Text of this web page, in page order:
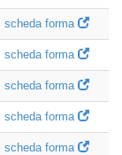
scheda forma
scheda forma
scheda forma
scheda forma
scheda forma